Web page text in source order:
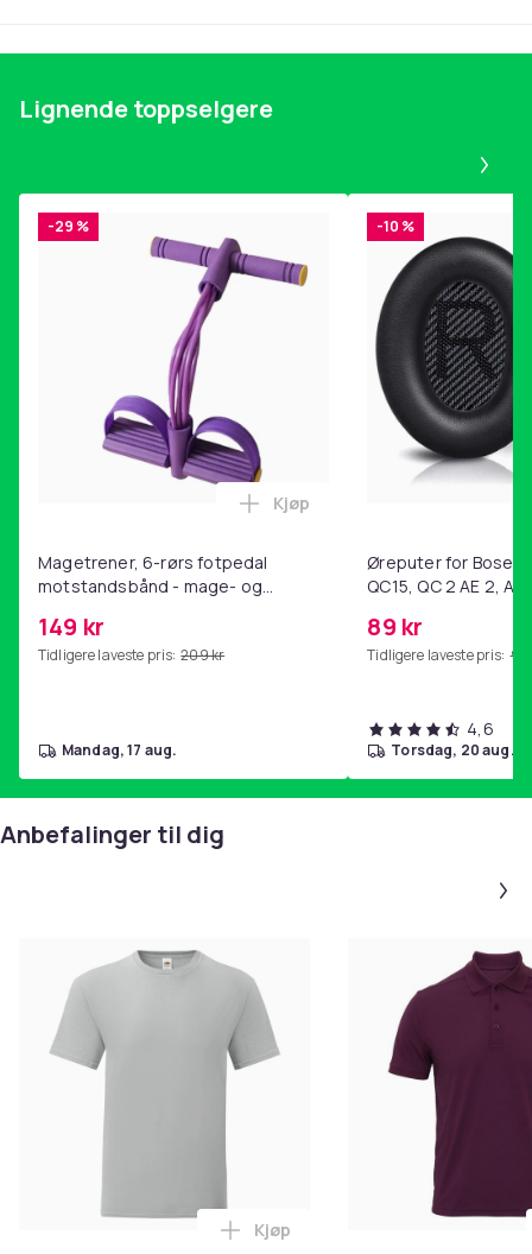
2784f867-7790-4a2c-a2c8-159cf52a9ee5
Produktsikkerhetsinformasjon
Lignende toppselgere
-29 %
Magetrener, 6-rørs fotpedal
motstandsbånd - mage- og
hjemmegymnastikk Purple
149 kr
Tidligere laveste pris: 209 kr
Legg Magetrener, 6-rørs
Kjøp
mandag, 17 aug.
-10 %
Øreputer for Bose
QC15, QC 2 AE 2, AE
89 kr
Tidligere laveste pris: 99
4,6
torsdag, 20 aug.
Anbefalinger til dig
Legg Fruit Of The Loom Mens
Kjøp